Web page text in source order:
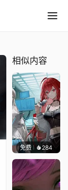
相似内容
免费 284难评